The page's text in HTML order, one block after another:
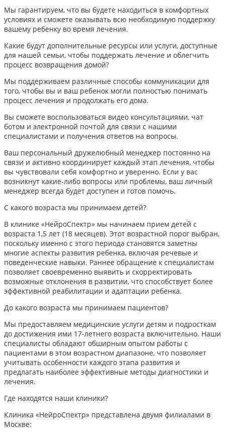
Мы гарантируем, что вы будете находиться в комфортных
условиях и сможете оказывать всю необходимую поддержку
вашему ребенку во время лечения.
Какие будут дополнительные ресурсы или услуги, доступные
для нашей семьи, чтобы поддержать лечение и облегчить
процесс возвращения домой?
Мы поддерживаем различные способы коммуникации для
того, чтобы вы и ваш ребенок могли полностью понимать
процесс лечения и продолжать его дома.
Вы сможете воспользоваться видео консультациями, чат
ботом и электронной почтой для связи с нашими
специалистами и получения ответов на вопросы.
Ваш персональный дружелюбный менеджер постоянно на
связи и активно координирует каждый этап лечения, чтобы
вы чувствовали себя комфортно и уверенно. Если у вас
возникнут какие-либо вопросы или проблемы, ваш личный
менеджер всегда будет доступен и готов помочь.
С какого возраста мы принимаем детей?
В клинике «НейроСпектр» мы начинаем прием детей с
возраста 1,5 лет (18 месяцев). Этот возрастной порог выбран,
поскольку именно с этого периода становятся заметны
многие аспекты развития ребенка, включая речевые и
поведенческие навыки. Раннее обращение к специалистам
позволяет своевременно выявить и скорректировать
возможные отклонения в развитии, что способствует более
эффективной реабилитации и адаптации ребенка.​
До какого возраста мы принимаем пациентов?
Мы предоставляем медицинские услуги детям и подросткам
до достижения ими 17-летнего возраста включительно. Наши
специалисты обладают обширным опытом работы с
пациентами в этом возрастном диапазоне, что позволяет
учитывать особенности каждого этапа развития и
предлагать наиболее эффективные методы диагностики и
лечения.​
Где находятся наши клиники?
Клиника «НейроСпектр» представлена двумя филиалами в
Москве:​